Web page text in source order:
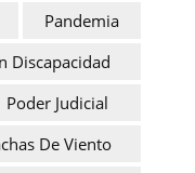
Pandemia
Discapacidad
Poder Judicial
De Viento